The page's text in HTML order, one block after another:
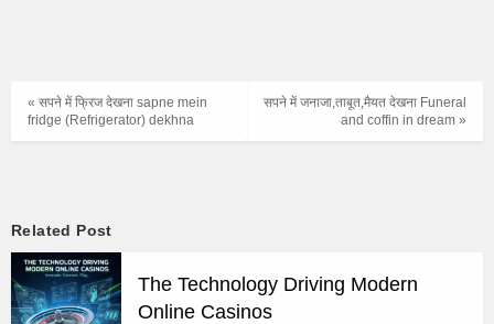
सपने में जनाजा,ताबूत,मैयत देखना Funeral
and coffin in dream »
« सपने में फ्रिज देखना sapne mein
fridge (Refrigerator) dekhna
Related Post
The Technology Driving Modern
Online Casinos